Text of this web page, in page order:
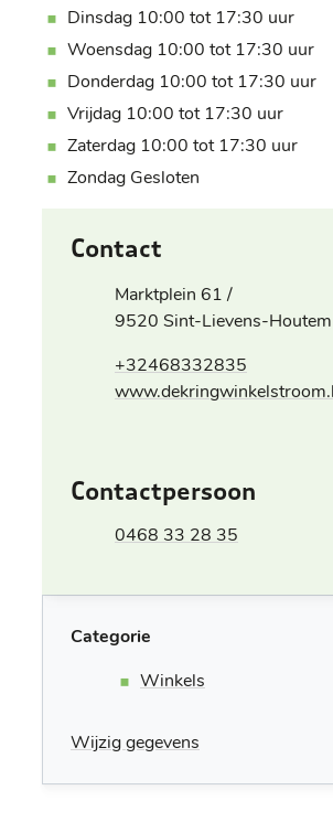
Dinsdag 10:00 tot 17:30 uur
Woensdag 10:00 tot 17:30 uur
Donderdag 10:00 tot 17:30 uur
Vrijdag 10:00 tot 17:30 uur
Zaterdag 10:00 tot 17:30 uur
Zondag Gesloten
Contact
AdresMarktplein 61 /
,9520 Sint-Lievens-Houtem
+32468332835
Website
Contactpersoon
0468 33 28 35
Categorie
Winkels
Wijzig gegevens